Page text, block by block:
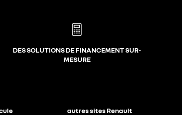
DES SOLUTIONS DE FINANCEMENT SUR-
MESURE
autres sites Renault